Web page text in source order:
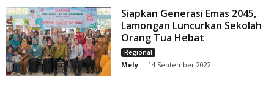
Siapkan Generasi Emas 2045,
Lamongan Luncurkan Sekolah
Orang Tua Hebat
Regional
Mely - 14 September 2022